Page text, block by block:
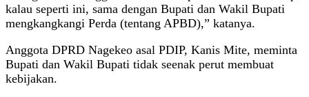
kalau seperti ini, sama dengan Bupati dan Wakil Bupati
mengkangkangi Perda (tentang APBD),” katanya.
Anggota DPRD Nagekeo asal PDIP, Kanis Mite, meminta
Bupati dan Wakil Bupati tidak seenak perut membuat
kebijakan.